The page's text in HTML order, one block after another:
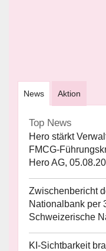
News Aktion
Top News
Hero stärkt
FMCG-
Hero AG,
Zwischenbericht
Nationalbank per
Schweizerische
KI-Sichtbarkeit